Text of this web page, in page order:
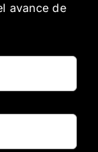
avance de